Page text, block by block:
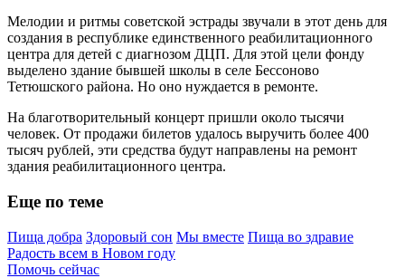
Мелодии и ритмы советской эстрады звучали в этот день для
создания в республике единственного реабилитационного
центра для детей с диагнозом ДЦП. Для этой цели фонду
выделено здание бывшей школы в селе Бессоново
Тетюшского района. Но оно нуждается в ремонте.
На благотворительный концерт пришли около тысячи
человек. От продажи билетов удалось выручить более 400
тысяч рублей, эти средства будут направлены на ремонт
здания реабилитационного центра.
Еще по теме
Пища добра Здоровый сон Мы вместе Пища во здравие
Радость всем в Новом году
Помочь сейчас